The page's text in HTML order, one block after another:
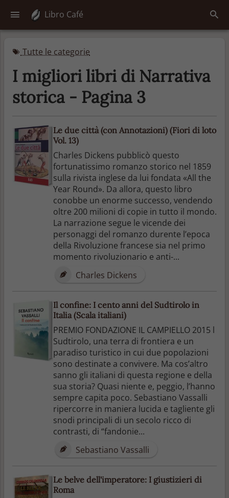
Libro Café
Tutte le categorie
I migliori libri di Narrativa
storica - Pagina 3
Le due città (con Annotazioni) (Fiori di loto
Vol. 13)
Charles Dickens pubblicò questo
fortunatissimo romanzo storico nel 1859
sulla rivista inglese da lui fondata «All the
Year Round». Da allora, questo libro
conobbe un enorme successo, vendendo
oltre 200 milioni di copie in tutto il mondo.
La narrazione segue le vicende dei
personaggi del romanzo durente l’epoca
della Rivoluzione francese sia nel primo
momento rivoluzionario e anti-...
Charles Dickens
Il confine: I cento anni del Sudtirolo in
Italia (Scala italiani)
PREMIO FONDAZIONE IL CAMPIELLO 2015 l
Sudtirolo, una terra di frontiera e un
paradiso turistico in cui due popolazioni
sono destinate a convivere. Ma cos’altro
sanno gli italiani di questa regione e della
sua storia? Quasi niente e, peggio, l’hanno
sempre capita poco. Sebastiano Vassalli
ripercorre in maniera lucida e tagliente gli
snodi principali di un secolo ricco di
contrasti, di “fandonie...
Sebastiano Vassalli
Le belve dell'imperatore: I giustizieri di
Roma